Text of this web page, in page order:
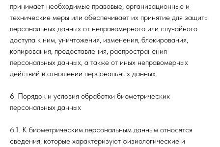
принимает необходимые правовые, организационные и
технические меры или обеспечивает их принятие для защиты
персональных данных от неправомерного или случайного
доступа к ним, уничтожения, изменения, блокирования,
копирования, предоставления, распространения
персональных данных, а также от иных неправомерных
действий в отношении персональных данных.
6. Порядок и условия обработки биометрических
персональных данных
6.1. К биометрическим персональным данным относятся
сведения, которые характеризуют физиологические и